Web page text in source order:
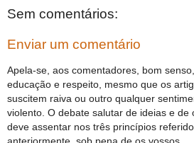
Sem comentários:
Enviar um comentário
Apela-se, aos comentadores, bom senso,
educação e respeito, mesmo que os
suscitem raiva ou outro qualquer
violento. O debate salutar de ideias e de
deve assentar nos três princípios